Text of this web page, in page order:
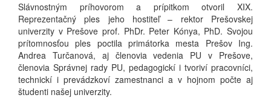
Slávnostným príhovorom a prípitkom otvoril XIX.
Reprezentačný ples jeho hostiteľ – rektor Prešovskej
univerzity v Prešove prof. PhDr. Peter Kónya, PhD. Svojou
prítomnosťou ples poctila primátorka mesta Prešov Ing.
Andrea Turčanová, aj členovia vedenia PU v Prešove,
členovia Správnej rady PU, pedagogickí i tvoriví pracovníci,
technickí i prevádzkoví zamestnanci a v hojnom počte aj
študenti našej univerzity.